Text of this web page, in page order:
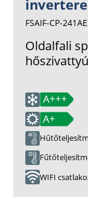
FSAIF-CP-
Oldalfali
WIFI